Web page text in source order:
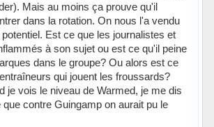
Mais au moins ça prouve qu'il
dans la rotation. On nous l'a vendu
Est ce que les journalistes et
à son sujet ou est ce qu'il peine
dans le groupe? Ou alors est ce
qui jouent les froussards?
je vois le niveau de Warmed, je me dis
contre Guingamp on aurait pu le